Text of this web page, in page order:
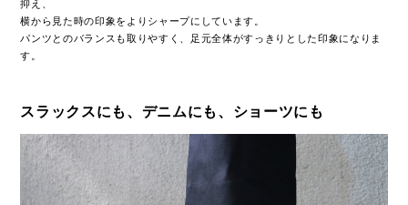
抑え、
横から見た時の印象をよりシャープにしています。
パンツとのバランスも取りやすく、足元全体がすっきりとした印象になりま
す。
スラックスにも、デニムにも、ショーツにも